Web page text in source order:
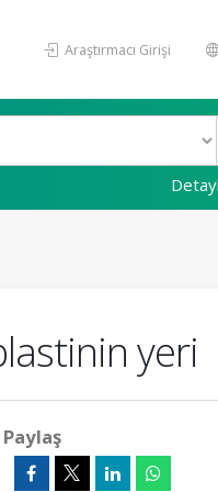
Araştırmacı Girişi
yeri
Paylaş